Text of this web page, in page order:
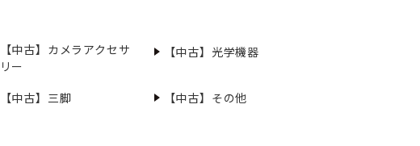
【中古】カメラアクセサ
リー
【中古】光学機器
【中古】三脚 【中古】その他